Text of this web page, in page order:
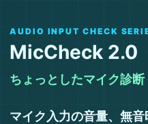
AUDIO INPUT CHECK
MicCheck 2.0
ちょっとしたマイク診断
マイク入力の音量、無